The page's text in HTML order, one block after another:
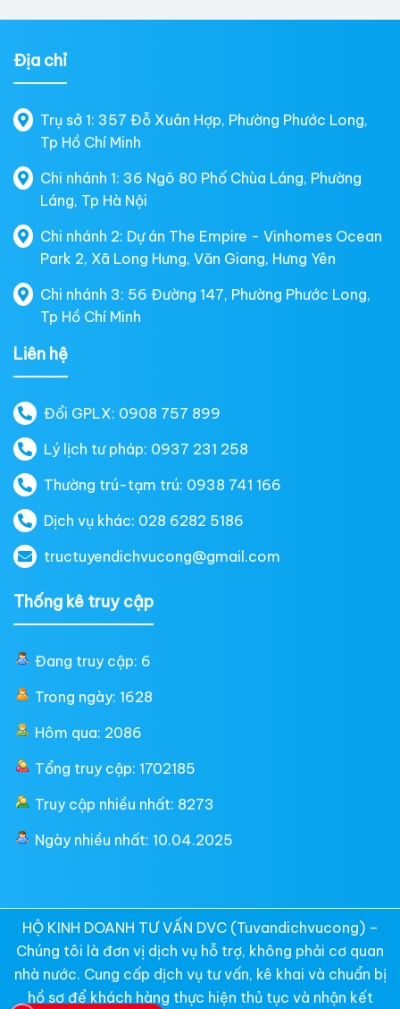
Địa chỉ
Trụ sở 1: 357 Đỗ Xuân Hợp, Phường Phước Long,
Tp Hồ Chí Minh
Chi nhánh 1: 36 Ngõ 80 Phố Chùa Láng, Phường
Láng, Tp Hà Nội
Chi nhánh 2: Dự án The Empire - Vinhomes Ocean
Park 2, Xã Long Hưng, Văn Giang, Hưng Yên
Chi nhánh 3: 56 Đường 147, Phường Phước Long,
Tp Hồ Chí Minh
Liên hệ
Đổi GPLX: 0908 757 899
Lý lịch tư pháp: 0937 231 258
Thường trú-tạm trú: 0938 741 166
Dịch vụ khác: 028 6282 5186
tructuyendichvucong@gmail.com
Thống kê truy cập
Đang truy cập: 6
Trong ngày: 1628
Hôm qua: 2086
Tổng truy cập: 1702185
Truy cập nhiều nhất: 8273
Ngày nhiều nhất: 10.04.2025
HỘ KINH DOANH TƯ VẤN DVC (Tuvandichvucong) –
Chúng tôi là đơn vị dịch vụ hỗ trợ, không phải cơ quan
nhà nước. Cung cấp dịch vụ tư vấn, kê khai và chuẩn bị
hồ sơ để khách hàng thực hiện thủ tục và nhận kết